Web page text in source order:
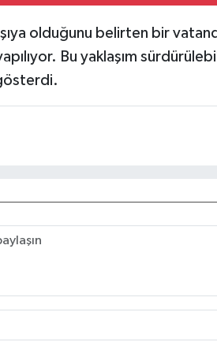
olduğunu belirten bir
Bu yaklaşım